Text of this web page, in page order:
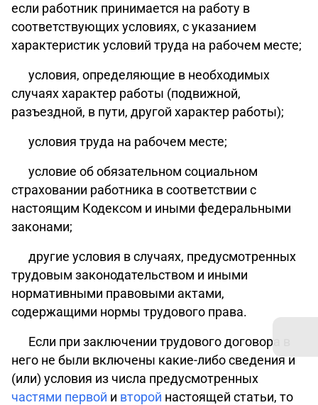
если работник принимается на работу в
соответствующих условиях, с указанием
характеристик условий труда на рабочем месте;
условия, определяющие в необходимых
случаях характер работы (подвижной,
разъездной, в пути, другой характер работы);
условия труда на рабочем месте;
условие об обязательном социальном
страховании работника в соответствии с
настоящим Кодексом и иными федеральными
законами;
другие условия в случаях, предусмотренных
трудовым законодательством и иными
нормативными правовыми актами,
содержащими нормы трудового права.
Если при заключении трудового договора в
него не были включены какие-либо сведения и
(или) условия из числа предусмотренных
частями первой и второй настоящей статьи, то